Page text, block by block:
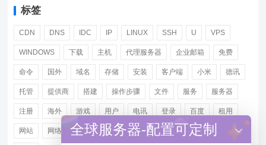
标签
CDN DNS IDC IP LINUX SSH U VPS
WINDOWS 下载 主机 代理服务器 企业邮箱 免费
命令 国外 域名 存储 安装 客户端 小米 德讯
托管 提供商 搭建 操作步骤 文件 服务 服务器
注册 海外 游戏 用户 电讯 登录 百度 租用
网站 网络 腾讯 虚拟主机 证书 配置 阿里
全球服务器-配置可定制